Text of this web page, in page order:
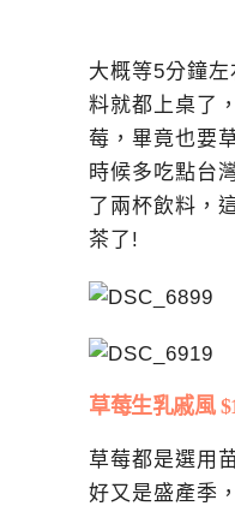
大概等5分鐘
料就都上桌了
莓，畢竟也要
時候多吃點台
了兩杯飲料，
茶了!
草莓生乳戚風
草莓都是選用
好又是盛產季